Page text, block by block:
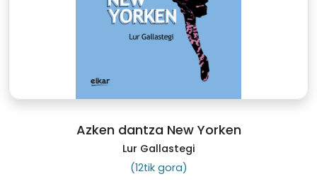
Azken dantza New Yorken
Lur Gallastegi
(12tik gora)